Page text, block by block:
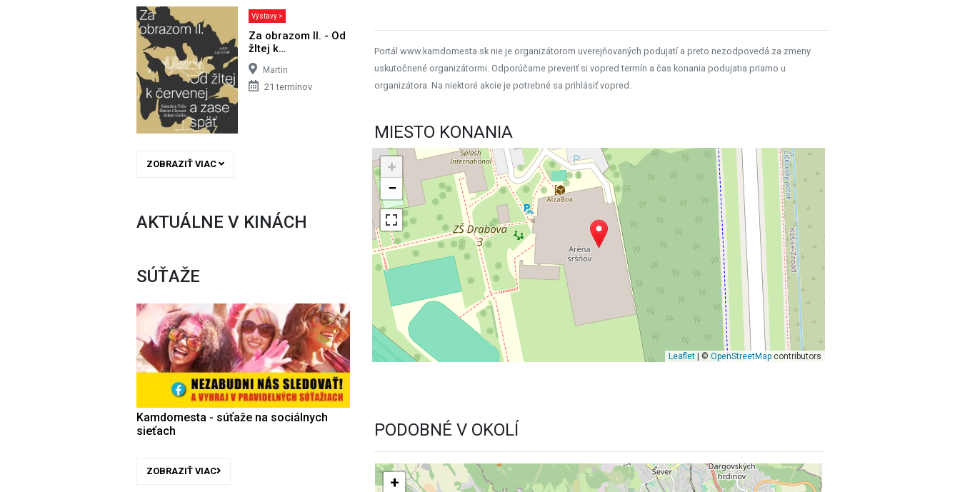
Výstavy >
Za obrazom II. - Od
žltej k…
Martin
21 termínov
ZOBRAZIŤ VIAC
AKTUÁLNE V KINÁCH
SÚŤAŽE
Kamdomesta - súťaže na sociálnych
sieťach
ZOBRAZIŤ VIAC
Portál www.kamdomesta.sk nie je organizátorom uverejňovaných podujatí a preto nezodpovedá za zmeny
uskutočnené organizátormi. Odporúčame preveriť si vopred termín a čas konania podujatia priamo u
organizátora. Na niektoré akcie je potrebné sa prihlásiť vopred.
MIESTO KONANIA
+
−
Leaflet| © OpenStreetMapcontributors
PODOBNÉ V OKOLÍ
+